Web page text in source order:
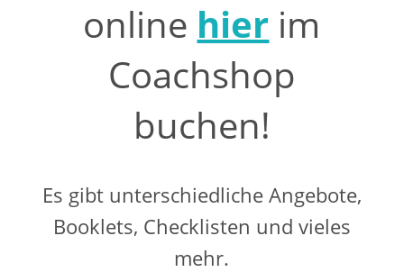
online hier im
Coachshop
buchen!
Es gibt unterschiedlicheAngebote,
Booklets, Checklisten und vieles
mehr.